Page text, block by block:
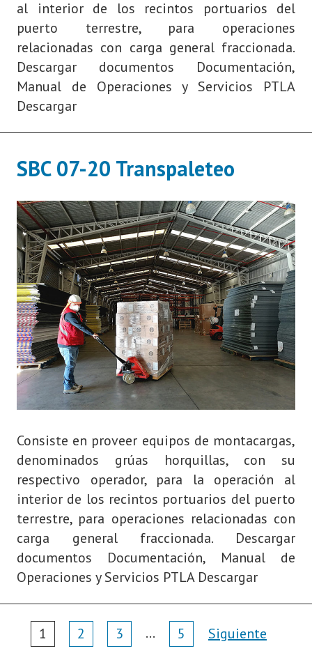
al interior de los recintos portuarios del
puerto terrestre, para operaciones
relacionadas con carga general fraccionada.
Descargar documentos Documentación,
Manual de Operaciones y Servicios PTLA
Descargar
SBC 07-20 Transpaleteo
Consiste en proveer equipos de montacargas,
denominados grúas horquillas, con su
respectivo operador, para la operación al
interior de los recintos portuarios del puerto
terrestre, para operaciones relacionadas con
carga general fraccionada. Descargar
documentos Documentación, Manual de
Operaciones y Servicios PTLA Descargar
Page
1 2 3 … 5 Siguiente